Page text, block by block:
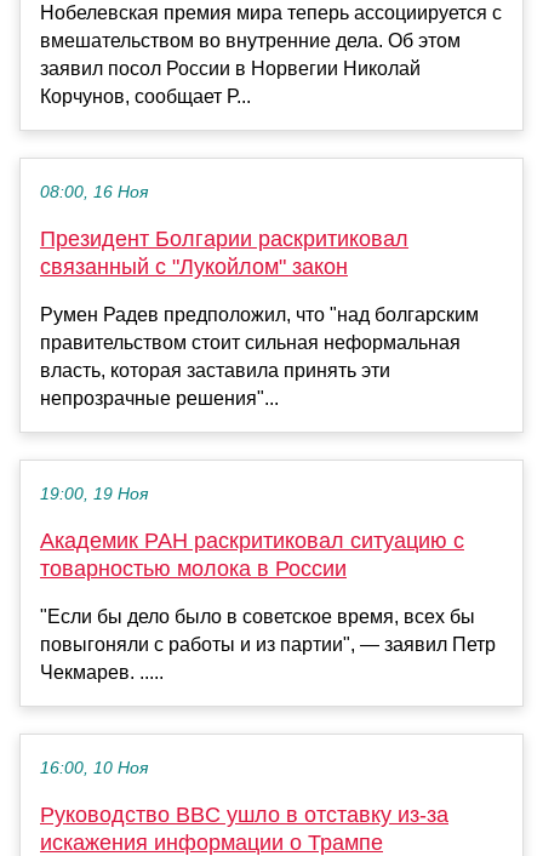
Нобелевская премия мира теперь ассоциируется с
вмешательством во внутренние дела. Об этом
заявил посол России в Норвегии Николай
Корчунов, сообщает Р...
08:00, 16 Ноя
Президент Болгарии раскритиковал
связанный с "Лукойлом" закон
Румен Радев предположил, что "над болгарским
правительством стоит сильная неформальная
власть, которая заставила принять эти
непрозрачные решения"...
19:00, 19 Ноя
Академик РАН раскритиковал ситуацию с
товарностью молока в России
"Если бы дело было в советское время, всех бы
повыгоняли с работы и из партии", — заявил Петр
Чекмарев. .....
16:00, 10 Ноя
Руководство BBC ушло в отставку из-за
искажения информации о Трампе